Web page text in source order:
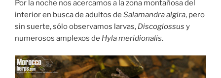
Por la noche nos acercamos a la zona montañosa del
interior en busca de adultos de Salamandra algira, pero
sin suerte, sólo observamos larvas, Discoglossus y
numerosos amplexos de Hyla meridionalis.